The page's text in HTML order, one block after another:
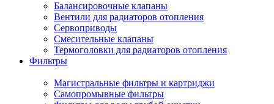
Балансировочные клапаны
Вентили для радиаторов отопления
Сервоприводы
Смесительные клапаны
Термоголовки для радиаторов отопления
Фильтры
Магистральные фильтры и картриджи
Самопромывные фильтры